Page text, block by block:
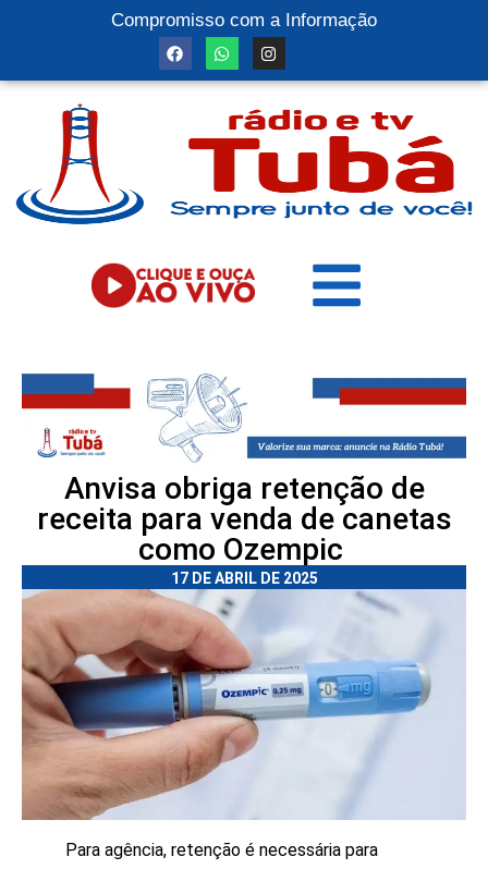
Compromisso com a Informação
Anvisa obriga retenção de
receita para venda de canetas
como Ozempic
17 DE ABRIL DE 2025
Para agência, retenção é necessária para